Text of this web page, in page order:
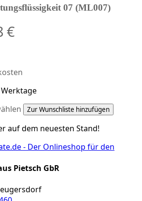
mehrere
Produktseite
gewählt
werden
07 (ML007)
€
Werktage
Dieses
weist
Varianten
Die
können
Zur Wunschliste hinzufügen
auf dem neuesten Stand!
Pietsch GbR